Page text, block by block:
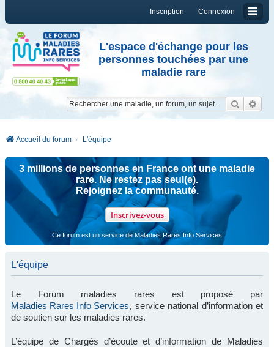
Connexion
Inscription
L'espace d'échange pour les
personnes touchées par une
maladie rare
Accueil du forum L'équipe
3 millions de personnes en France ont une maladie
rare. Ne restez pas seul(e).
Rejoignez la communauté.
Inscrivez-vous
Ce forum est un service de Maladies Rares Info Services
L'équipe
Le Forum maladies rares est proposé par
Maladies Rares Info Services, service national d’information et
de soutien sur les maladies rares.
L’équipe de Chargés d’écoute et d’information de Maladies